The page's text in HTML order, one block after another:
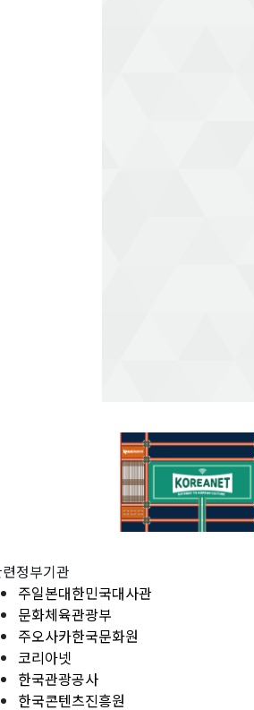
정부기관
주일본대한민국대사관
문화체육관광부
주오사카한국문화원
코리아넷
한국관광공사
한국콘텐츠진흥원